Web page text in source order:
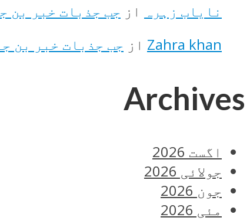
نایاب زہرہ از جب جذبات خبر بن
Zahra khan از جب جذبات خبر بن
Archives
اگست 2026
جولائی 2026
جون 2026
مئی 2026